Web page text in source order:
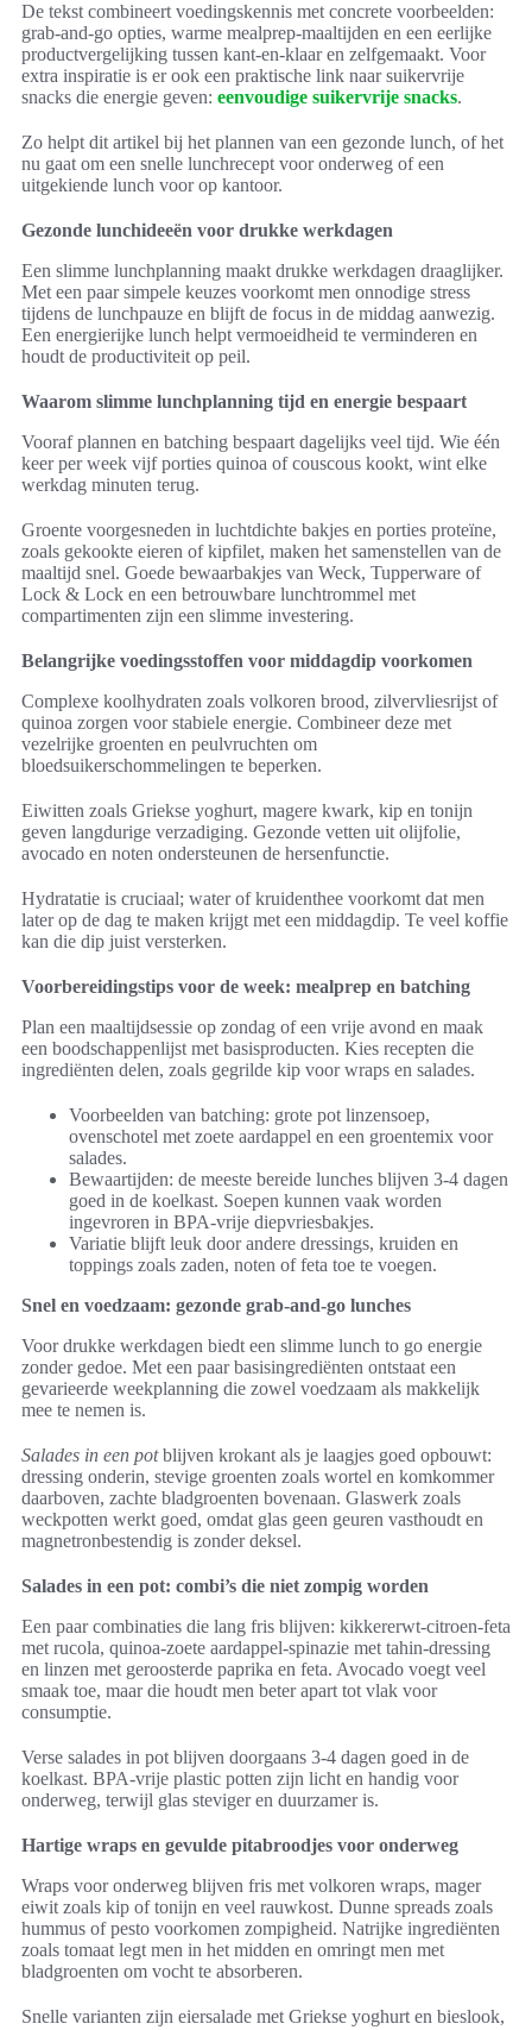
De tekst combineert voedingskennis met concrete voorbeelden:
grab-and-go opties, warme mealprep-maaltijden en een eerlijke
productvergelijking tussen kant-en-klaar en zelfgemaakt. Voor
extra inspiratie is er ook een praktische link naar suikervrije
snacks die energie geven: eenvoudige suikervrije snacks.
Zo helpt dit artikel bij het plannen van een gezonde lunch, of het
nu gaat om een snelle lunchrecept voor onderweg of een
uitgekiende lunch voor op kantoor.
Gezonde lunchideeën voor drukke werkdagen
Een slimme lunchplanning maakt drukke werkdagen draaglijker.
Met een paar simpele keuzes voorkomt men onnodige stress
tijdens de lunchpauze en blijft de focus in de middag aanwezig.
Een energierijke lunch helpt vermoeidheid te verminderen en
houdt de productiviteit op peil.
Waarom slimme lunchplanning tijd en energie bespaart
Vooraf plannen en batching bespaart dagelijks veel tijd. Wie één
keer per week vijf porties quinoa of couscous kookt, wint elke
werkdag minuten terug.
Groente voorgesneden in luchtdichte bakjes en porties proteïne,
zoals gekookte eieren of kipfilet, maken het samenstellen van de
maaltijd snel. Goede bewaarbakjes van Weck, Tupperware of
Lock & Lock en een betrouwbare lunchtrommel met
compartimenten zijn een slimme investering.
Belangrijke voedingsstoffen voor middagdip voorkomen
Complexe koolhydraten zoals volkoren brood, zilvervliesrijst of
quinoa zorgen voor stabiele energie. Combineer deze met
vezelrijke groenten en peulvruchten om
bloedsuikerschommelingen te beperken.
Eiwitten zoals Griekse yoghurt, magere kwark, kip en tonijn
geven langdurige verzadiging. Gezonde vetten uit olijfolie,
avocado en noten ondersteunen de hersenfunctie.
Hydratatie is cruciaal; water of kruidenthee voorkomt dat men
later op de dag te maken krijgt met een middagdip. Te veel koffie
kan die dip juist versterken.
Voorbereidingstips voor de week: mealprep en batching
Plan een maaltijdsessie op zondag of een vrije avond en maak
een boodschappenlijst met basisproducten. Kies recepten die
ingrediënten delen, zoals gegrilde kip voor wraps en salades.
Voorbeelden van batching: grote pot linzensoep,
ovenschotel met zoete aardappel en een groentemix voor
salades.
Bewaartijden: de meeste bereide lunches blijven 3-4 dagen
goed in de koelkast. Soepen kunnen vaak worden
ingevroren in BPA-vrije diepvriesbakjes.
Variatie blijft leuk door andere dressings, kruiden en
toppings zoals zaden, noten of feta toe te voegen.
Snel en voedzaam: gezonde grab-and-go lunches
Voor drukke werkdagen biedt een slimme lunch to go energie
zonder gedoe. Met een paar basisingrediënten ontstaat een
gevarieerde weekplanning die zowel voedzaam als makkelijk
mee te nemen is.
Salades in een potblijven krokant als je laagjes goed opbouwt:
dressing onderin, stevige groenten zoals wortel en komkommer
daarboven, zachte bladgroenten bovenaan. Glaswerk zoals
weckpotten werkt goed, omdat glas geen geuren vasthoudt en
magnetronbestendig is zonder deksel.
Salades in een pot: combi’s die niet zompig worden
Een paar combinaties die lang fris blijven: kikkererwt-citroen-feta
met rucola, quinoa-zoete aardappel-spinazie met tahin-dressing
en linzen met geroosterde paprika en feta. Avocado voegt veel
smaak toe, maar die houdt men beter apart tot vlak voor
consumptie.
Verse salades in pot blijven doorgaans 3-4 dagen goed in de
koelkast. BPA-vrije plastic potten zijn licht en handig voor
onderweg, terwijl glas steviger en duurzamer is.
Hartige wraps en gevulde pitabroodjes voor onderweg
Wraps voor onderweg blijven fris met volkoren wraps, mager
eiwit zoals kip of tonijn en veel rauwkost. Dunne spreads zoals
hummus of pesto voorkomen zompigheid. Natrijke ingrediënten
zoals tomaat legt men in het midden en omringt men met
bladgroenten om vocht te absorberen.
Snelle varianten zijn eiersalade met Griekse yoghurt en bieslook,